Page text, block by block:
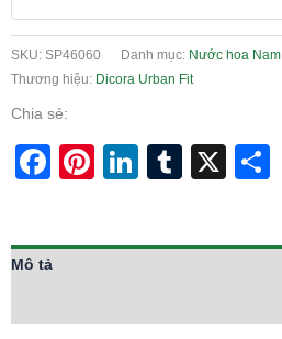
SKU: SP46060 Danh mục: Nước hoa Nam
Thương hiệu: Dicora Urban Fit
Chia sẻ:
Facebook
Pinterest
LinkedIn
Tumblr
X
Mô tả